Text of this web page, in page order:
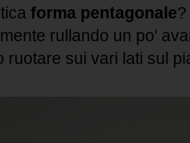
forma pentagonale?
rullando un po'
ruotare sui vari lati sul